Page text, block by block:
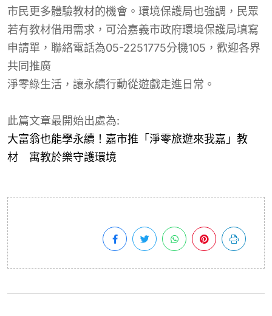
市民更多體驗教材的機會。環境保護局也強調，民眾
若有教材借用需求，可洽嘉義市政府環境保護局填寫
申請單，聯絡電話為05-2251775分機105，歡迎各界
共同推廣
淨零綠生活， 讓永續行動從遊戲走進日常。
此篇文章最開始出處為:
大富翁也能學永續！嘉市推「淨零旅遊來我嘉」教
材 寓教於樂守護環境